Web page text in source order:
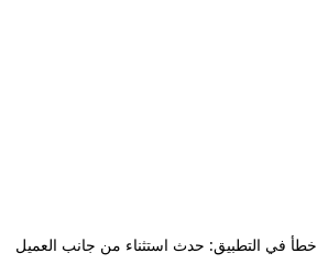
خطأ في التطبيق: حدث استثناء من جانب العميل